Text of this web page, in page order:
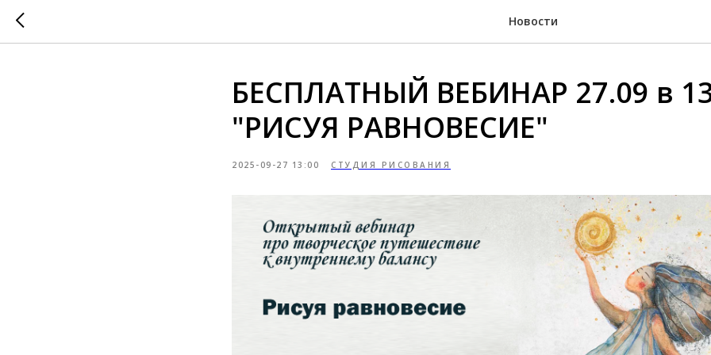
Новости
БЕСПЛАТНЫЙ ВЕБИНАР 27.09 в
"РИСУЯ РАВНОВЕСИЕ"
2025-09-27 13:00 СТУДИЯ РИСОВАНИЯ